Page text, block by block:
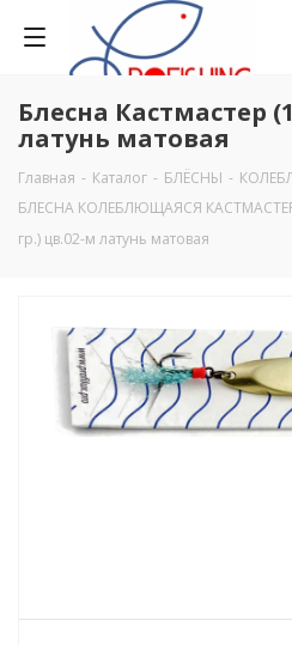
Блесна Кастмастер
латунь матовая
Главная - Каталог - БЛЁСНЫ -
БЛЕСНА КОЛЕБЛЮЩАЯСЯ КАСТМАСТЕР
гр.) цв.02-м латунь матовая